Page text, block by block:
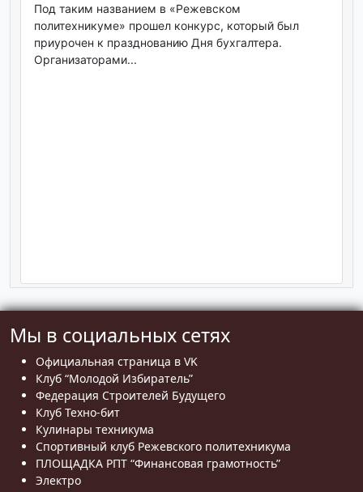
Под таким названием в «Режевском
политехникуме» прошел конкурс, который был
приурочен к празднованию Дня бухгалтера.
Организаторами...
Мы в социальных сетях
Официальная страница в VK
Клуб “Молодой Избиратель”
Федерация Строителей Будущего
Клуб Техно-бит
Кулинары техникума
Спортивный клуб Режевского политехникума
ПЛОЩАДКА РПТ “Финансовая грамотность”
Электро